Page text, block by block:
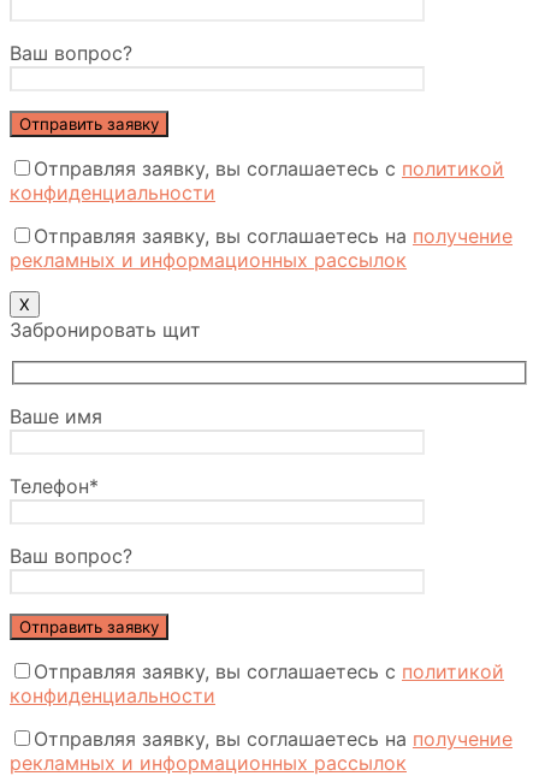
Ваш вопрос?
Отправляя заявку, вы соглашаетесь с политикой
конфиденциальности
Отправляя заявку, вы соглашаетесь на получение
рекламных и информационных рассылок
Х
Забронировать щит
Ваше имя
Телефон*
Ваш вопрос?
Отправляя заявку, вы соглашаетесь с политикой
конфиденциальности
Отправляя заявку, вы соглашаетесь на получение
рекламных и информационных рассылок